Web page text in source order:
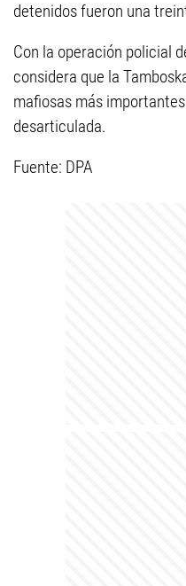
detenidos fueron una
Con la operación policial
considera que la
mafiosas más
desarticulada.
Fuente: DPA